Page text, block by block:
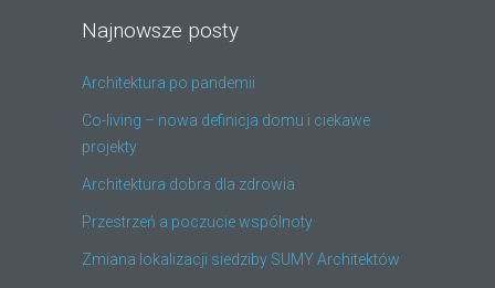
Najnowsze posty
Architektura po pandemii
Co-living – nowa definicja domu i ciekawe
projekty
Architektura dobra dla zdrowia
Przestrzeń a poczucie wspólnoty
Zmiana lokalizacji siedziby SUMY Architektów